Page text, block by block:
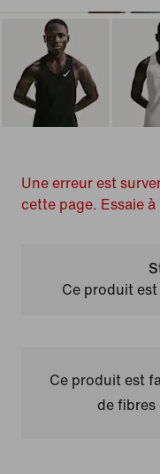
Une erreur est
cette page. Essaie à
Ce produit
Ce produit est
de fibres